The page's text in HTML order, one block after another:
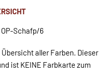
OP-Schafp/6
aller Farben. Dieser
ist KEINE Farbkarte zum